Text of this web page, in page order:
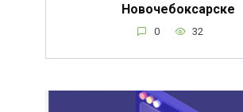
Новочебоксарске
0 32